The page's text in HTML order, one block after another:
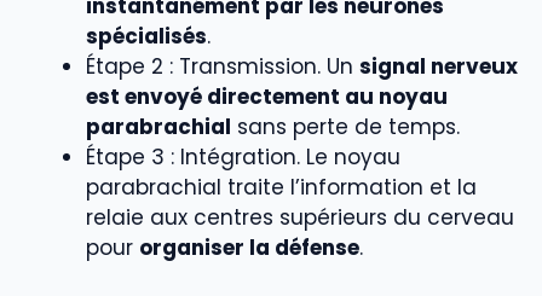
instantanément par les neurones
spécialisés.
Étape 2 : Transmission. Un signal nerveux
est envoyé directement au noyau
parabrachial sans perte de temps.
Étape 3 : Intégration. Le noyau
parabrachial traite l’information et la
relaie aux centres supérieurs du cerveau
pour organiser la défense.